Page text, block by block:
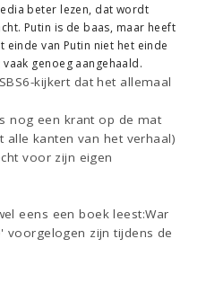
beter lezen, dat wordt
Putin is de baas, maar heeft
einde van Putin niet het einde
genoeg aangehaald.
kijkert dat het allemaal
nog een krant op de mat
kanten van het verhaal)
voor zijn eigen
eens een boek leest:War
voorgelogen zijn tijdens de